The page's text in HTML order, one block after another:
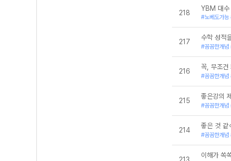
218
YBM 대수
#노베도가능
217
수학 성적
#꼼꼼한개념
216
꼭, 무조건
#꼼꼼한개념
215
좋은강의
#꼼꼼한개념
214
좋은 것 같
#꼼꼼한개념
이해가 쏙